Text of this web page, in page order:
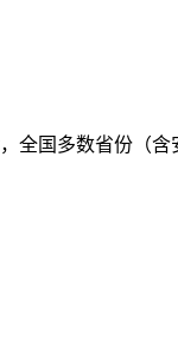
全国多数省份（含